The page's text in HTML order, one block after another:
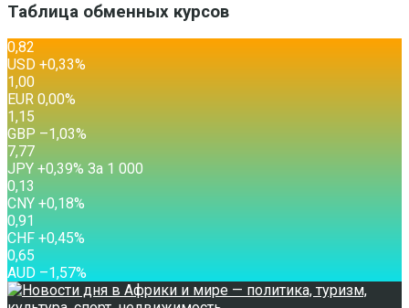
Таблица обменных курсов
0,82
USD +0,33%
1,00
EUR 0,00%
1,15
GBP –1,03%
7,77
JPY +0,39% За 1 000
0,13
CNY +0,18%
0,91
CHF +0,45%
0,65
AUD –1,57%